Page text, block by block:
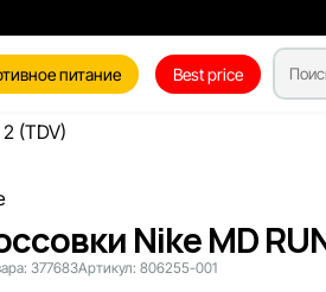
питание Best price
(TDV)
Nike MD
377683Артикул: 806255-001